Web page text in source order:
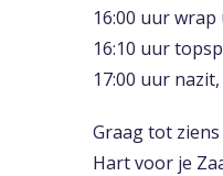
16:00 uur
16:10 uur
17:00 uur
Graag tot
Hart voor je